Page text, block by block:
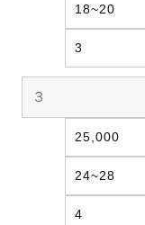
18~20
3
３
25,000
24~28
4